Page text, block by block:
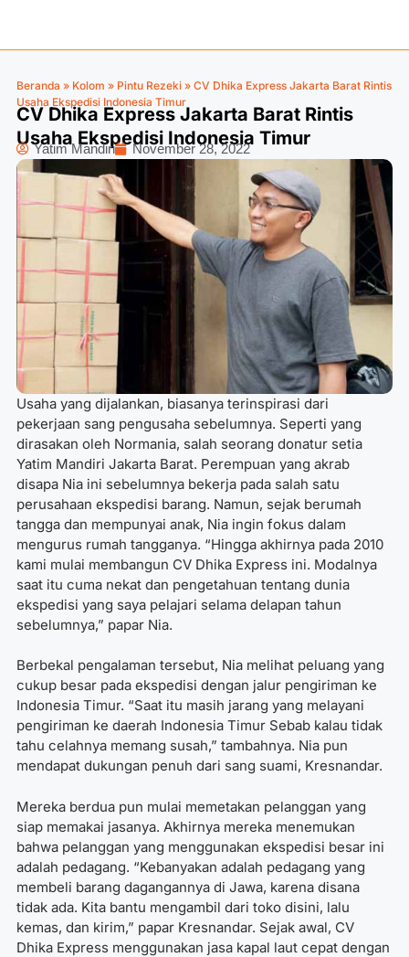
Beranda » Kolom » Pintu Rezeki » CV Dhika Express Jakarta Barat Rintis
Usaha Ekspedisi Indonesia Timur
CV Dhika Express Jakarta Barat Rintis
Usaha Ekspedisi Indonesia Timur
Yatim Mandiri November 28, 2022
Usaha yang dijalankan, biasanya terinspirasi dari
pekerjaan sang pengusaha sebelumnya. Seperti yang
dirasakan oleh Normania, salah seorang donatur setia
Yatim Mandiri Jakarta Barat. Perempuan yang akrab
disapa Nia ini sebelumnya bekerja pada salah satu
perusahaan ekspedisi barang. Namun, sejak berumah
tangga dan mempunyai anak, Nia ingin fokus dalam
mengurus rumah tangganya. “Hingga akhirnya pada 2010
kami mulai membangun CV Dhika Express ini. Modalnya
saat itu cuma nekat dan pengetahuan tentang dunia
ekspedisi yang saya pelajari selama delapan tahun
sebelumnya,” papar Nia.
Berbekal pengalaman tersebut, Nia melihat peluang yang
cukup besar pada ekspedisi dengan jalur pengiriman ke
Indonesia Timur. “Saat itu masih jarang yang melayani
pengiriman ke daerah Indonesia Timur Sebab kalau tidak
tahu celahnya memang susah,” tambahnya. Nia pun
mendapat dukungan penuh dari sang suami, Kresnandar.
Mereka berdua pun mulai memetakan pelanggan yang
siap memakai jasanya. Akhirnya mereka menemukan
bahwa pelanggan yang menggunakan ekspedisi besar ini
adalah pedagang. “Kebanyakan adalah pedagang yang
membeli barang dagangannya di Jawa, karena disana
tidak ada. Kita bantu mengambil dari toko disini, lalu
kemas, dan kirim,” papar Kresnandar. Sejak awal, CV
Dhika Express menggunakan jasa kapal laut cepat dengan